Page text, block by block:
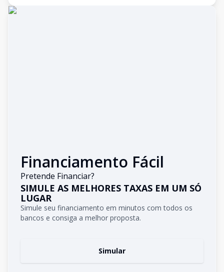
Financiamento Fácil
Pretende Financiar?
SIMULE AS MELHORES TAXAS EM UM SÓ
LUGAR
Simule seu financiamento em minutos com todos os
bancos e consiga a melhor proposta.
Simular